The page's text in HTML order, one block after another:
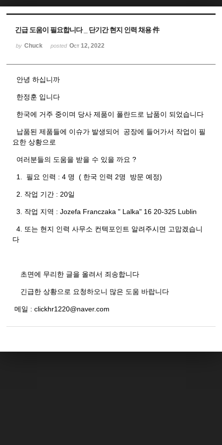
긴급 도움이 필요합니다 _ 단기간 현지 인력 채용 件
by Chuck posted Oct 12, 2022
안녕 하십니까
한정훈 입니다
한국에 거주 중이며 당사 제품이 폴란드로 납품이 되었습니다
납품된 제품들에 이슈가 발생되어 공장에 들어가서 작업이 필
요한 상황으로
여러분들의 도움을 받을 수 있을 까요 ?
1. 필요 인력 : 4 명 ( 한국 인력 2명 방문 예정)
2. 작업 기간 : 20일
3. 작업 지역 : Jozefa Franczaka " Lalka" 16 20-325 Lublin
4. 또는 현지 인력 사무소 컨텍포인트 알려주시면 고맙겠습니
다
초면에 무리한 글을 올려서 죄송합니다
긴급한 상황으로 요청하오니 많은 도움 바랍니다
메일 : clickhr1220@naver.com
Sketchbook5, 스케치북5